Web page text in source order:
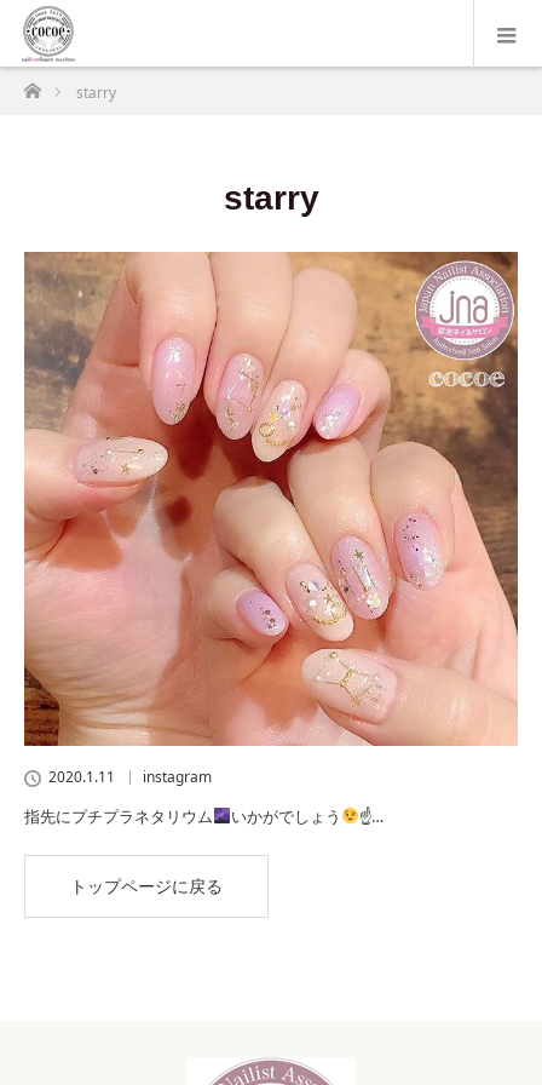
ホームstarry
starry
2020.1.11 instagram
指先にプチプラネタリウム いかがでしょう ☝…
トップページに戻る